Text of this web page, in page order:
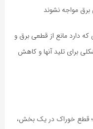
مواجه نشوند
که دارد مانع از قطعی برق و
برای تلید آنها و کاهش
قطع خوراک در یک بخش،